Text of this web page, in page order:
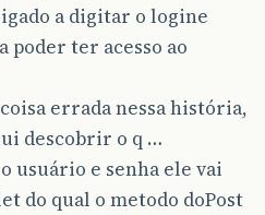
a digitar o logine
poder ter acesso ao
errada nessa história,
descobrir o q …
usuário e senha ele vai
do qual o metodo doPost